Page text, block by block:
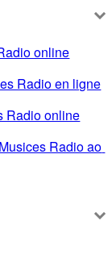
online
Radio en ligne
Radio online
Radio ao